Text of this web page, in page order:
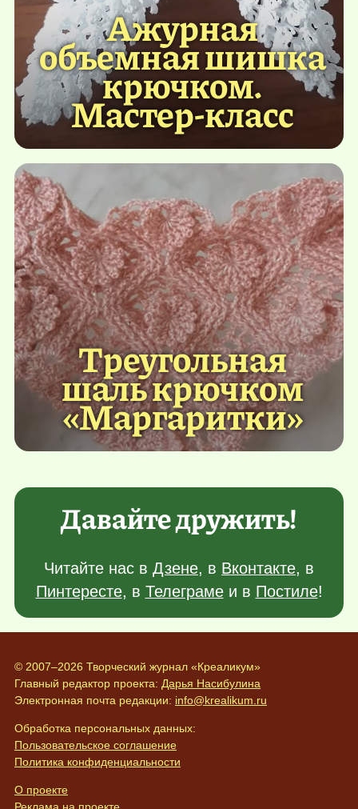
Ажурная
объемная шишка
крючком.
Мастер-класс
Треугольная
шаль крючком
«Маргаритки»
Давайте дружить!
Читайте нас в Дзене, в Вконтакте, в
Пинтересте, в Телеграмеи в Постиле!
© 2007–2026 Творческий журнал «Креаликум»
Главный редактор проекта: Дарья Насибулина
Электронная почта редакции: info@krealikum.ru
Обработка персональных данных:
Пользовательское соглашение
Политика конфиденциальности
О проекте